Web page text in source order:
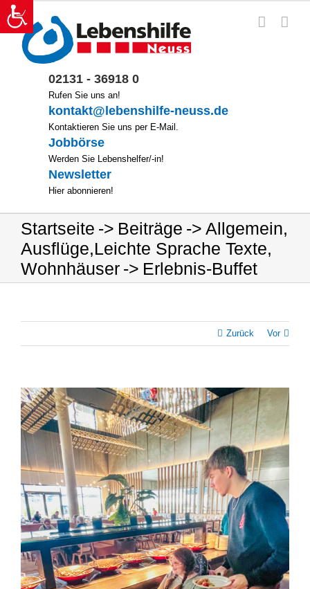
Zum
Inhalt
springen
02131 - 36918 0
Rufen Sie uns an!
kontakt@lebenshilfe-neuss.de
Kontaktieren Sie uns per E-Mail.
Jobbörse
Werden Sie Lebenshelfer/-in!
Newsletter
Hier abonnieren!
Startseite Beiträge Allgemein,
Ausflüge,Leichte Sprache Texte,
Wohnhäuser
Erlebnis-Buffet
Zurück Vor
Zeige
grösseres
Bild